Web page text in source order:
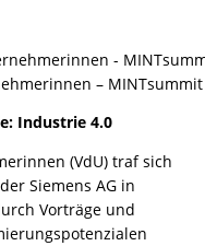
–
Industrie 4.0
(VdU) traf sich
Siemens AG in
Vorträge und